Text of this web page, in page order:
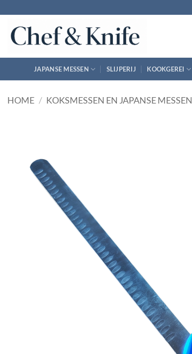
naar
inhoud
JAPANSE MESSEN SLIJPERIJ KOOKGEREI
HOME / KOKSMESSEN EN JAPANSE MESSEN